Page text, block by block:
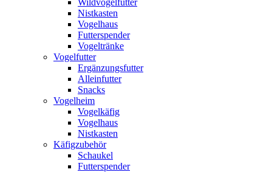
Wildvogelfutter
Nistkasten
Vogelhaus
Futterspender
Vogeltränke
Vogelfutter
Ergänzungsfutter
Alleinfutter
Snacks
Vogelheim
Vogelkäfig
Vogelhaus
Nistkasten
Käfigzubehör
Schaukel
Futterspender